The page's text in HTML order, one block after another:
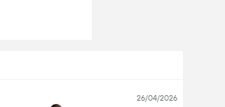
26/04/2026